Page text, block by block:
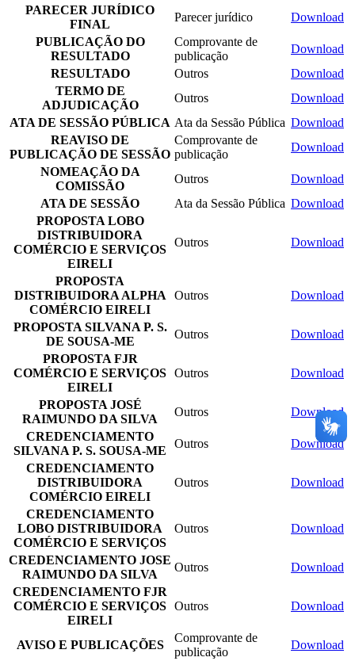
PARECER JURÍDICO
FINAL
Parecer jurídico
Download
PUBLICAÇÃO DO
RESULTADO
Comprovante de
publicação
Download
RESULTADO
Outros
Download
TERMO DE
ADJUDICAÇÃO
Outros
Download
ATA DE SESSÃO PÚBLICA Ata da Sessão Pública Download
REAVISO DE
PUBLICAÇÃO DE SESSÃO
Comprovante de
publicação
Download
NOMEAÇÃO DA
COMISSÃO
Outros
Download
ATA DE SESSÃO
Ata da Sessão Pública Download
PROPOSTA LOBO
DISTRIBUIDORA
COMÉRCIO E SERVIÇOS
EIRELI
Outros Download
PROPOSTA
DISTRIBUIDORA ALPHA
COMÉRCIO EIRELI
Outros Download
PROPOSTA SILVANA P. S.
DE SOUSA-ME
Outros
Download
PROPOSTA FJR
COMÉRCIO E SERVIÇOS
EIRELI
Outros Download
PROPOSTA JOSÉ
RAIMUNDO DA SILVA
Outros
Download
CREDENCIAMENTO
SILVANA P. S. SOUSA-ME
Outros
Download
CREDENCIAMENTO
DISTRIBUIDORA
COMÉRCIO EIRELI
Outros Download
CREDENCIAMENTO
LOBO DISTRIBUIDORA
COMÉRCIO E SERVIÇOS
Outros Download
CREDENCIAMENTO JOSE
RAIMUNDO DA SILVA
Outros
Download
CREDENCIAMENTO FJR
COMÉRCIO E SERVIÇOS
EIRELI
Outros Download
AVISO E PUBLICAÇÕES
Comprovante de
publicação
Download